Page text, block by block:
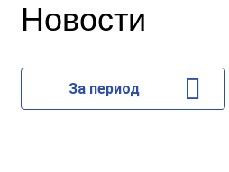
Новости
За период